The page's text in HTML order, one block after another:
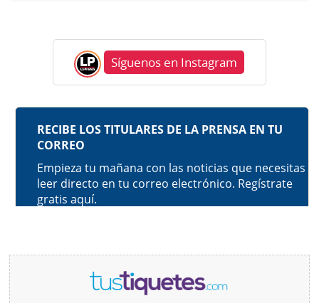
Síguenos en Instagram